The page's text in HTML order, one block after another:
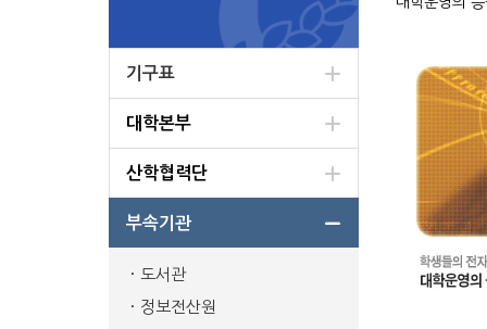
기구표
대학본부
산학협력단
부속기관
도서관
정보전산원